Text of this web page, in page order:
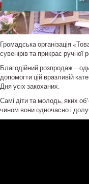
Громадська організація
сувенірів та прикрас ручної
Благодійний розпродаж –
допомогти цій вразливій
Дня усіх закоханих.
Самі діти та молодь, яких
чином вони одночасно і